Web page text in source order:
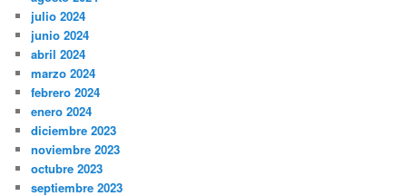
julio 2024
junio 2024
abril 2024
marzo 2024
febrero 2024
enero 2024
diciembre 2023
noviembre 2023
octubre 2023
septiembre 2023